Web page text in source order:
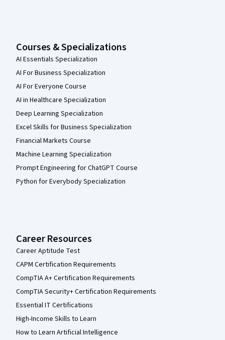
Courses & Specializations
AI Essentials Specialization
AI For Business Specialization
AI For Everyone Course
AI in Healthcare Specialization
Deep Learning Specialization
Excel Skills for Business Specialization
Financial Markets Course
Machine Learning Specialization
Prompt Engineering for ChatGPT Course
Python for Everybody Specialization
Career Resources
Career Aptitude Test
CAPM Certification Requirements
CompTIA A+ Certification Requirements
CompTIA Security+ Certification Requirements
Essential IT Certifications
High-Income Skills to Learn
How to Learn Artificial Intelligence